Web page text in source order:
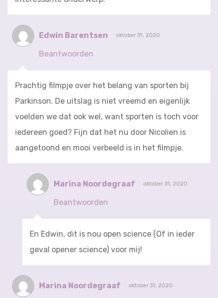
Edwin Barentsen oktober 31, 2020
Beantwoorden
Prachtig filmpje over het belang van sporten bij
Parkinson. De uitslag is niet vreemd en eigenlijk
voelden we dat ook wel, want sporten is toch voor
iedereen goed? Fijn dat het nu door Nicolien is
aangetoond en mooi verbeeld is in het filmpje.
Marina Noordegraaf oktober 31, 2020
Beantwoorden
En Edwin, dit is nou open science (Of in ieder
geval opener science) voor mij!
Marina Noordegraaf oktober 31, 2020